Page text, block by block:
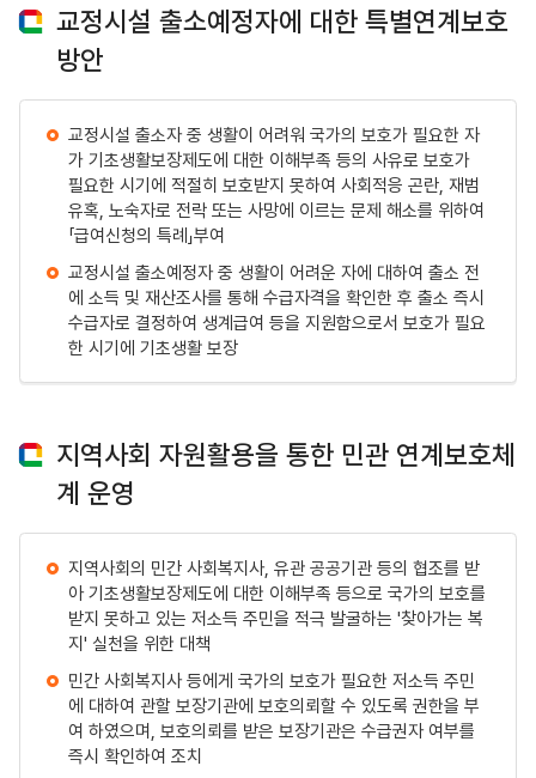
교정시설 출소예정자에 대한 특별연계보호
방안
교정시설 출소자 중 생활이 어려워 국가의 보호가 필요한 자
가 기초생활보장제도에 대한 이해부족 등의 사유로 보호가
필요한 시기에 적절히 보호받지 못하여 사회적응 곤란, 재범
유혹, 노숙자로 전락 또는 사망에 이르는 문제 해소를 위하여
「급여신청의 특례」부여
교정시설 출소예정자 중 생활이 어려운 자에 대하여 출소 전
에 소득 및 재산조사를 통해 수급자격을 확인한 후 출소 즉시
수급자로 결정하여 생계급여 등을 지원함으로서 보호가 필요
한 시기에 기초생활 보장
지역사회 자원활용을 통한 민관 연계보호체
계 운영
지역사회의 민간 사회복지사, 유관 공공기관 등의 협조를 받
아 기초생활보장제도에 대한 이해부족 등으로 국가의 보호를
받지 못하고 있는 저소득 주민을 적극 발굴하는 '찾아가는 복
지' 실천을 위한 대책
민간 사회복지사 등에게 국가의 보호가 필요한 저소득 주민
에 대하여 관할 보장기관에 보호의뢰할 수 있도록 권한을 부
여 하였으며, 보호의뢰를 받은 보장기관은 수급권자 여부를
즉시 확인하여 조치